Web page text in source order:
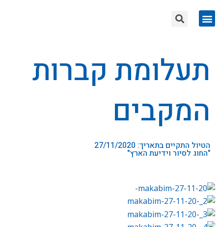
תעלומת קברות
המקבים
הטיול התקיים בתאריך: 27/11/2020
"החוג לסיור וידיעת הארץ"